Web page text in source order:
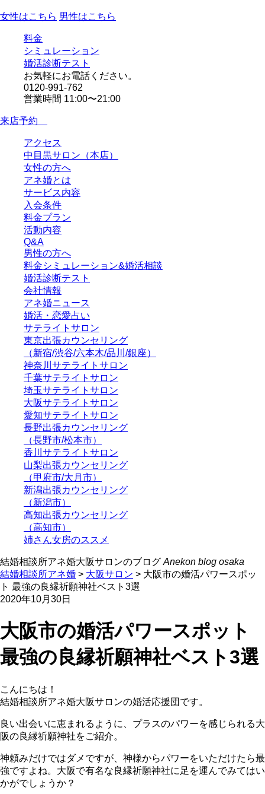
女性はこちら 男性はこちら
料金
シミュレーション
婚活診断テスト
お気軽にお電話ください。
0120-991-762
営業時間 11:00〜21:00
来店予約
アクセス
中目黒サロン（本店）
女性の方へ
アネ婚とは
サービス内容
入会条件
料金プラン
活動内容
Q&A
男性の方へ
料金シミュレーション&婚活相談
婚活診断テスト
会社情報
アネ婚ニュース
婚活・恋愛占い
サテライトサロン
東京出張カウンセリング
（新宿/渋谷/六本木/品川/銀座）
神奈川サテライトサロン
千葉サテライトサロン
埼玉サテライトサロン
大阪サテライトサロン
愛知サテライトサロン
長野出張カウンセリング
（長野市/松本市）
香川サテライトサロン
山梨出張カウンセリング
（甲府市/大月市）
新潟出張カウンセリング
（新潟市）
高知出張カウンセリング
（高知市）
姉さん女房のススメ
結婚相談所アネ婚大阪サロンのブログ Anekon blog osaka
結婚相談所アネ婚 > 大阪サロン > 大阪市の婚活パワースポッ
ト 最強の良縁祈願神社ベスト3選
2020年10月30日
大阪市の婚活パワースポット
最強の良縁祈願神社ベスト3選
こんにちは！
結婚相談所アネ婚大阪サロンの婚活応援団です。
良い出会いに恵まれるように、プラスのパワーを感じられる大
阪の良縁祈願神社をご紹介。
神頼みだけではダメですが、神様からパワーをいただけたら最
強ですよね。大阪で有名な良縁祈願神社に足を運んでみてはい
かがでしょうか？